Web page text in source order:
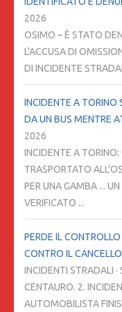
2026
OSIMO – È STATO
L'ACCUSA DI
DI INCIDENTE
INCIDENTE A TORINO
DA UN BUS MENTRE
2026
INCIDENTE A
TRASPORTATO
PER UNA GAMBA ...
VERIFICATO ...
PERDE IL
CONTRO IL
INCIDENTI STRADALI
CENTAURO. 2.
AUTOMOBILISTA